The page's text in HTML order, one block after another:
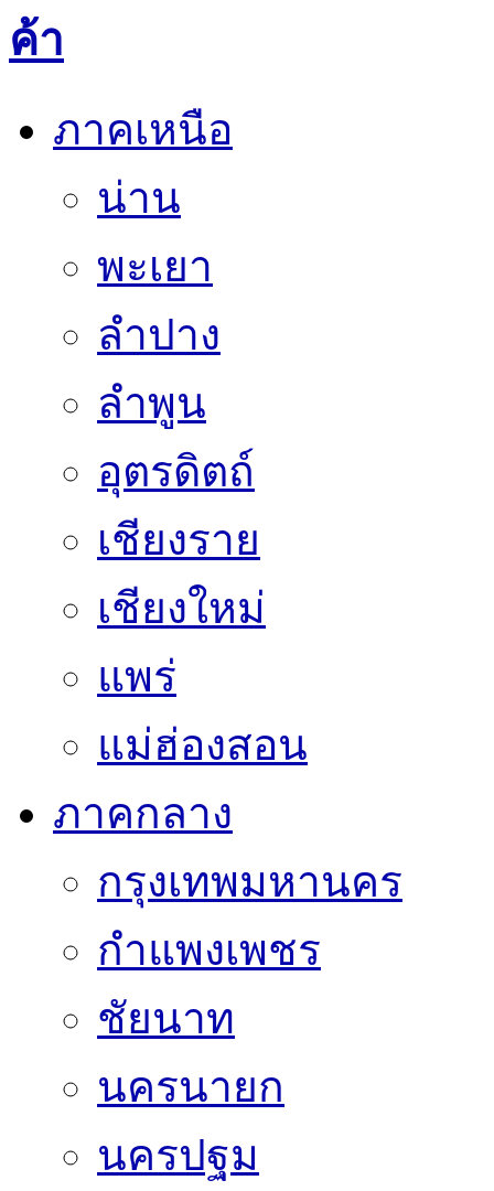
ภาคเหนือ
น่าน
พะเยา
ลำปาง
ลำพูน
อุตรดิตถ์
เชียงราย
เชียงใหม่
แพร่
แม่ฮ่องสอน
ภาคกลาง
กรุงเทพมหานคร
กำแพงเพชร
ชัยนาท
นครนายก
นครปฐม